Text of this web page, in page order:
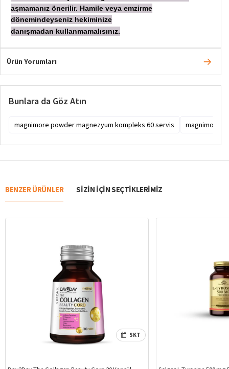
aşmamanız önerilir. Hamile veya emzirme
dönemindeyseniz hekiminize
danışmadan kullanmamalısınız.
Ürün Yorumları
Bunlara da Göz Atın
magnimore powder magnezyum kompleks 60 servis magnimore
BENZER ÜRÜNLER SIZIN IÇIN SEÇTIKLERIMIZ
SKT